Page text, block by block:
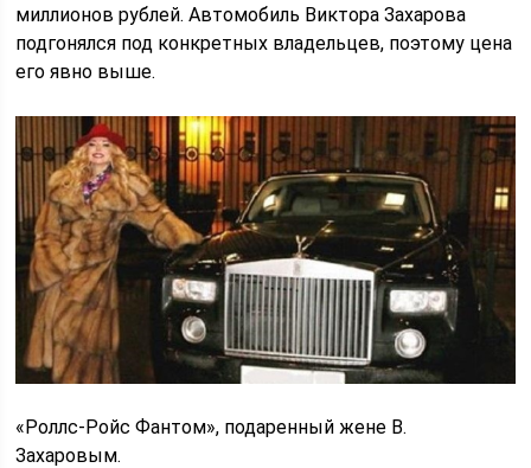
миллионов рублей. Автомобиль Виктора Захарова
подгонялся под конкретных владельцев, поэтому цена
его явно выше.
«Роллс-Ройс Фантом», подаренный жене В.
Захаровым.